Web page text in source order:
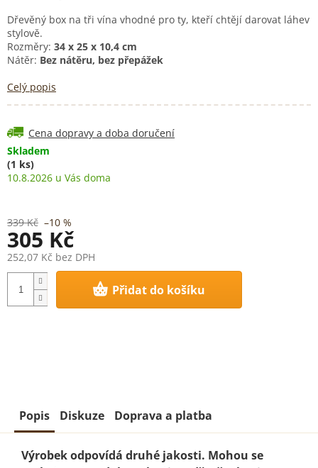
Dřevěný box na tři vína vhodné pro ty, kteří chtějí darovat láhev
stylově.
Rozměry: 34 x 25 x 10,4 cm
Nátěr: Bez nátěru, bez přepážek
Celý popis
Skladem
(1 ks)
10.8.2026
Cena dopravy a doba doručení
339 Kč –10 %
305 Kč
252,07 Kč bez DPH
Měrná
cena:
Přidat do košíku
Popis Diskuze Doprava a platba
Výrobek odpovídá druhé jakosti. Mohou se